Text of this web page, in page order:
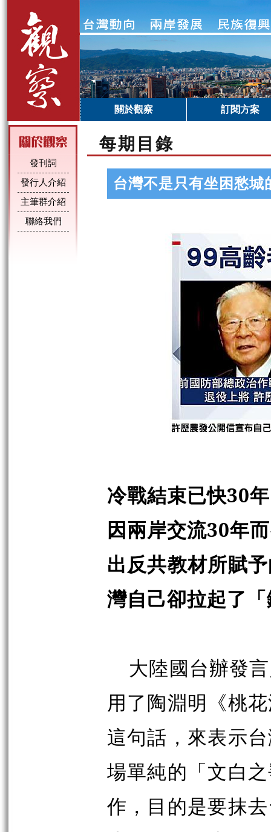
關於觀察 訂閱方案
發刊詞
發行人介紹
主筆群介紹
聯絡我們
每期目錄
台灣不是只有坐困愁城
冷戰結束已快30
因兩岸交流30年
出反共教材所賦
灣自己卻拉起了
大陸國台辦發
用了陶淵明《桃
這句話，來表示
場單純的「文白
作，目的是要抹